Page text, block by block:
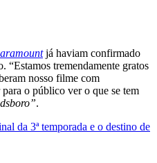
já haviam confirmado
“Estamos tremendamente gratos
nosso filme com
o público ver o que se tem
.